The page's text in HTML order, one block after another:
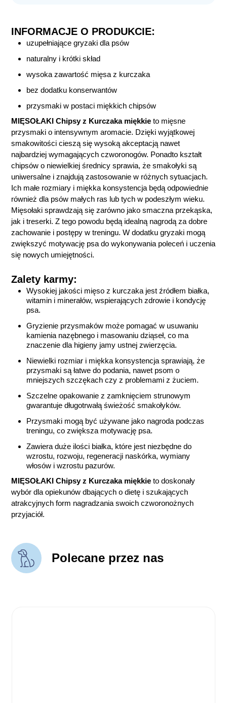
INFORMACJE O PRODUKCIE:
uzupełniające gryzaki dla psów
naturalny i krótki skład
wysoka zawartość mięsa z kurczaka
bez dodatku konserwantów
przysmaki w postaci miękkich chipsów
MIĘSOŁAKI Chipsy z Kurczaka miękkie to mięsne
przysmaki o intensywnym aromacie. Dzięki wyjątkowej
smakowitości cieszą się wysoką akceptacją nawet
najbardziej wymagających czworonogów. Ponadto kształt
chipsów o niewielkiej średnicy sprawia, że smakołyki są
uniwersalne i znajdują zastosowanie w różnych sytuacjach.
Ich małe rozmiary i miękka konsystencja będą odpowiednie
również dla psów małych ras lub tych w podeszłym wieku.
Mięsołaki sprawdzają się zarówno jako smaczna przekąska,
jak i treserki. Z tego powodu będą idealną nagrodą za dobre
zachowanie i postępy w treningu. W dodatku gryzaki mogą
zwiększyć motywację psa do wykonywania poleceń i uczenia
się nowych umiejętności.
Zalety karmy:
Wysokiej jakości mięso z kurczaka jest źródłem białka,
witamin i minerałów, wspierających zdrowie i kondycję
psa.
Gryzienie przysmaków może pomagać w usuwaniu
kamienia nazębnego i masowaniu dziąseł, co ma
znaczenie dla higieny jamy ustnej zwierzęcia.
Niewielki rozmiar i miękka konsystencja sprawiają, że
przysmaki są łatwe do podania, nawet psom o
mniejszych szczękach czy z problemami z żuciem.
Szczelne opakowanie z zamknięciem strunowym
gwarantuje długotrwałą świeżość smakołyków.
Przysmaki mogą być używane jako nagroda podczas
treningu, co zwiększa motywację psa.
Zawiera duże ilości białka, które jest niezbędne do
wzrostu, rozwoju, regeneracji naskórka, wymiany
włosów i wzrostu pazurów.
MIĘSOŁAKI Chipsy z Kurczaka miękkie to doskonały
wybór dla opiekunów dbających o dietę i szukających
atrakcyjnych form nagradzania swoich czworonożnych
przyjaciół.
Polecane przez nas